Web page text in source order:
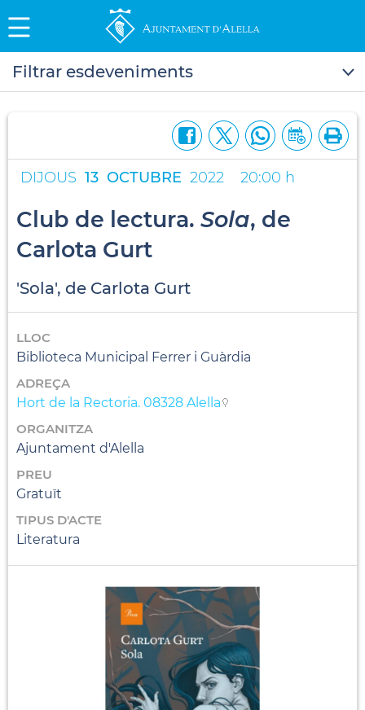
Filtrar esdeveniments
DIJOUS 13 OCTUBRE 2022 20:00 h
Club de lectura. Sola, de
Carlota Gurt
'Sola', de Carlota Gurt
LLOC
Biblioteca Municipal Ferrer i Guàrdia
ADREÇA
Hort de la Rectoria. 08328 Alella
ORGANITZA
Ajuntament d'Alella
PREU
Gratuït
TIPUS D'ACTE
Literatura